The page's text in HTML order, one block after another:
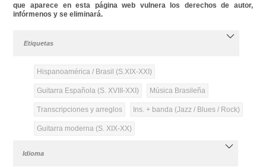
que aparece en esta página web vulnera los derechos de autor,
infórmenos y se eliminará.
Etiquetas
Hispanoamérica / Brasil (S.XIX-XXI)
Guitarra Española (S. XVIII-XXI) Música Brasileña
Transcripciones y arreglos Ins. + banda (Jazz / Blues / Rock)
Guitarra moderna (S. XIX-XX)
Idioma